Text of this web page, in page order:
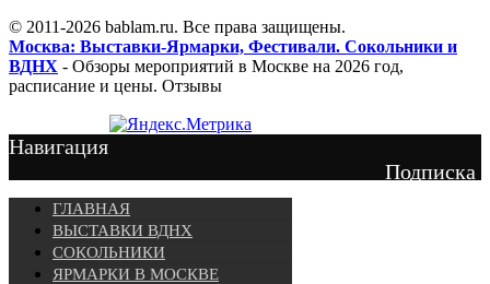
© 2011-2026 bablam.ru. Все права защищены.
Москва: Выставки-Ярмарки, Фестивали. Сокольники и
ВДНХ - Обзоры мероприятий в Москве на 2026 год,
расписание и цены. Отзывы
Навигация
Подписка
ГЛАВНАЯ
ВЫСТАВКИ ВДНХ
СОКОЛЬНИКИ
ЯРМАРКИ В МОСКВЕ